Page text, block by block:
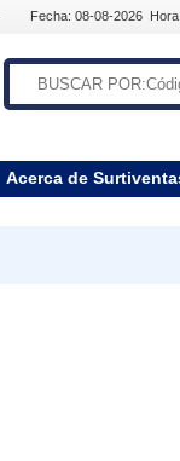
Fecha: 08-08-2026
Acerca de